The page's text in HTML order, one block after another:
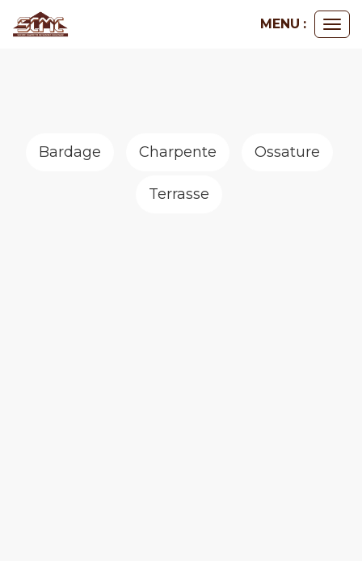
MENU :
Bardage Charpente Ossature
Terrasse
Panneau de gestion des cookies